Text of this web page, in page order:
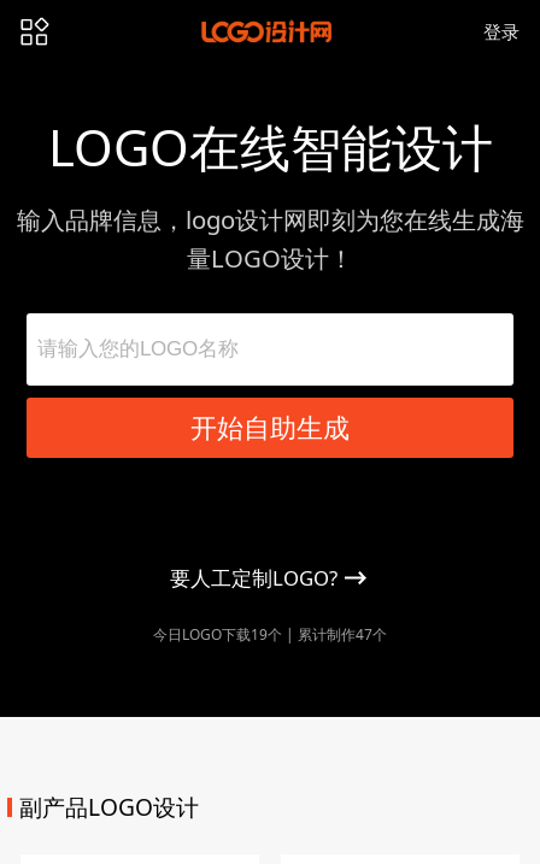
登录
LOGO在线智能设计
输入品牌信息，logo设计网即刻为您在线生成海
量LOGO设计！
开始自助生成
要人工定制LOGO?
今日LOGO下载19个 | 累计制作47个
副产品LOGO设计